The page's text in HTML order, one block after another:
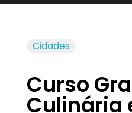
Cidades
Curso
Culinária